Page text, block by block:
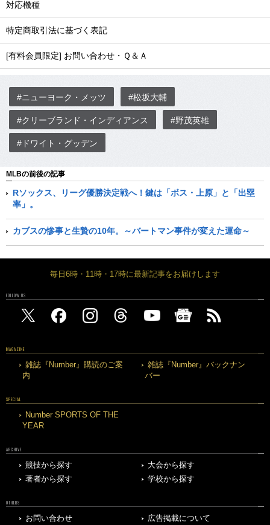
対応機種
特定商取引法に基づく表記
[有料会員限定] お問い合わせ・Ｑ＆Ａ
#ニューヨーク・メッツ #松坂大輔
#クリーブランド・インディアンス #野茂英雄
#ドワイト・グッデン
MLBの前後の記事
Rソックス、リーグ優勝決定戦へ！鍵は「ボス・上原」と「出塁
率」。
カブスの惨事と生贄の10年。～バートマン事件が変えた運命～
毎日6時・11時・17時に最新記事をお届けします
FOLLOW US
MAGAZINE
雑誌『Number』購読のご案
内
雑誌『Number』バックナン
バー
SPECIAL
Number SPORTS OF THE
YEAR
ARCHIVE
競技から探す
大会から探す
著者から探す
学校から探す
OTHERS
お問い合わせ 広告掲載について